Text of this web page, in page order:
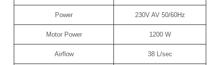
Power 230V AV 50/60Hz
Motor Power 1200 W
Airflow 38 L/sec